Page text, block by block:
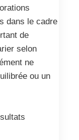
dans le cadre
de
selon
ne
ou un